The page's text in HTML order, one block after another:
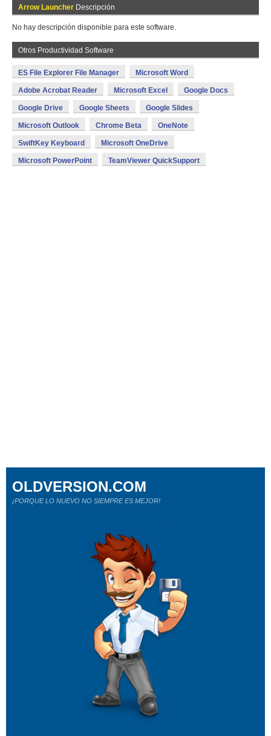
Arrow Launcher Descripción
No hay descripción disponible para este software.
Otros Productividad Software
ES File Explorer File Manager Microsoft Word
Adobe Acrobat Reader Microsoft Excel Google Docs
Google Drive Google Sheets Google Slides
Microsoft Outlook Chrome Beta OneNote
SwiftKey Keyboard Microsoft OneDrive
Microsoft PowerPoint TeamViewer QuickSupport
OLDVERSION.COM
¡PORQUE LO NUEVO NO SIEMPRE ES MEJOR!